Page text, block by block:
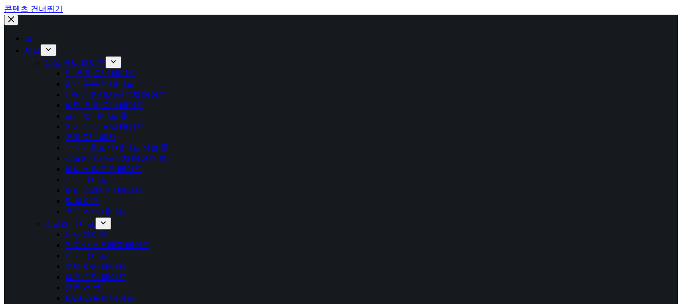
콘텐츠 건너뛰기
집
제품
운동 요법 테이프
면 운동 요법 테이프
합성 운동학 테이프
나일론 키네시올로지 테이프
패턴 운동 요법 테이프
프리 컷 테이프 롤
펀치 운동 요법 테이프
운동요법 패치
키네시올로지 테이프 점보 롤
32m 키네시올로지 테이프 롤
페이스 리프트 테이프
임신 테이프
허리 트레이너 테이프
말 테이프
축구 잔디 테이프
스포츠 테이프
운동 테이프
견고한 스트래핑 테이프
하키 테이프
투명 하키 테이프
후크 그립 테이프
운동 전 랩
EAB 스포츠 테이프